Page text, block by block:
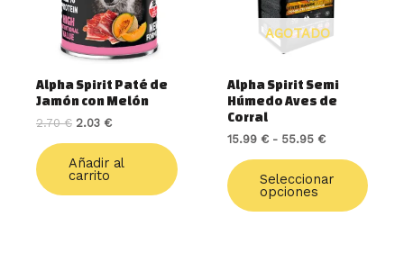
Alpha Spirit Paté de
Jamón con Melón
2.70€ 2.03 €
Añadir al
carrito
AGOTADO
Alpha Spirit Semi
Húmedo Aves de
Corral
15.99 € - 55.95 €
Seleccionar
opciones